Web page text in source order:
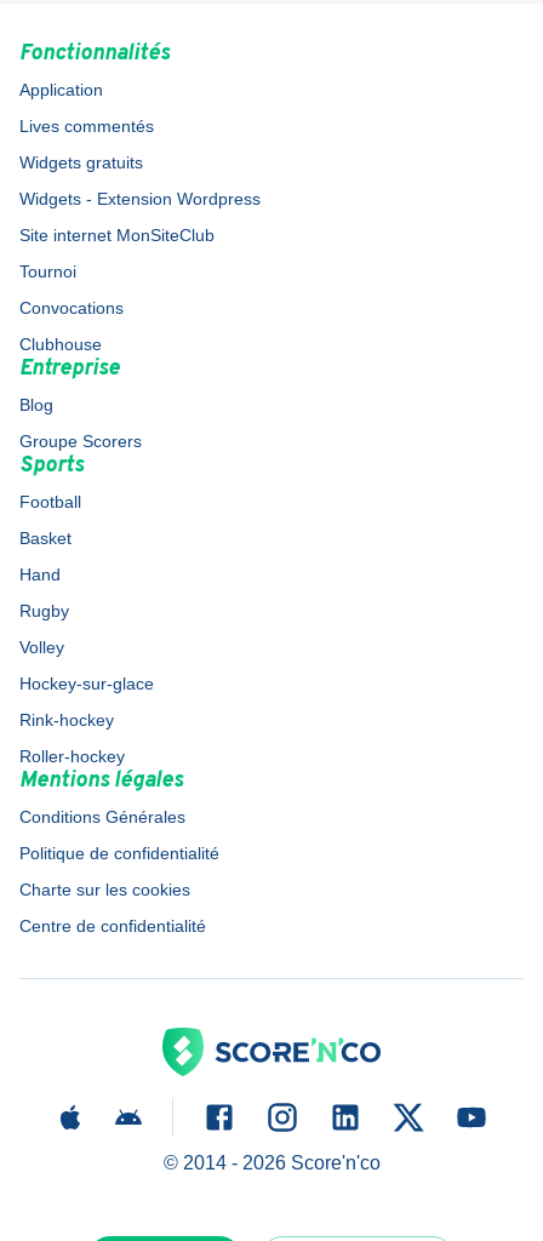
Fonctionnalités
Application
Lives commentés
Widgets gratuits
Widgets - Extension Wordpress
Site internet MonSiteClub
Tournoi
Convocations
Clubhouse
Entreprise
Blog
Groupe Scorers
Sports
Football
Basket
Hand
Rugby
Volley
Hockey-sur-glace
Rink-hockey
Roller-hockey
Mentions légales
Conditions Générales
Politique de confidentialité
Charte sur les cookies
Centre de confidentialité
© 2014 - 2026Score'n'co